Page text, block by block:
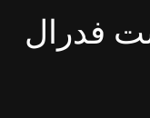
فدرال